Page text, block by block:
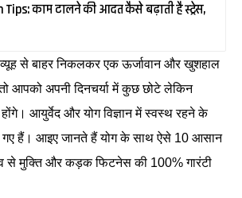
Tips: काम टालने की आदत कैसे बढ़ाती है स्ट्रेस,
से बाहर निकलकर एक ऊर्जावान और खुशहाल
आपको अपनी दिनचर्या में कुछ छोटे लेकिन
आयुर्वेद और योग विज्ञान में स्वस्थ रहने के
गए हैं। आइए जानते हैं योग के साथ ऐसे 10 आसान
से मुक्ति और कड़क फिटनेस की 100% गारंटी